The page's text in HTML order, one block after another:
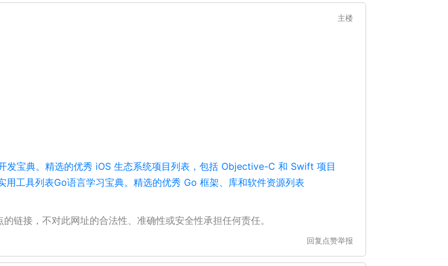
主楼
发宝典。精选的优秀 iOS 生态系统项目列表，包括 Objective-C 和 Swift 项目
用工具列表Go语言学习宝典。精选的优秀 Go 框架、库和软件资源列表
链接，不对此网址的合法性、准确性或安全性承担任何责任。
回复 点赞举报